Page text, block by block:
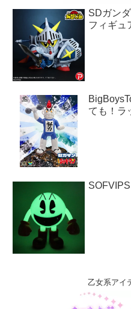
SDガン
フィギュ
ても！ラ
乙女系アイ